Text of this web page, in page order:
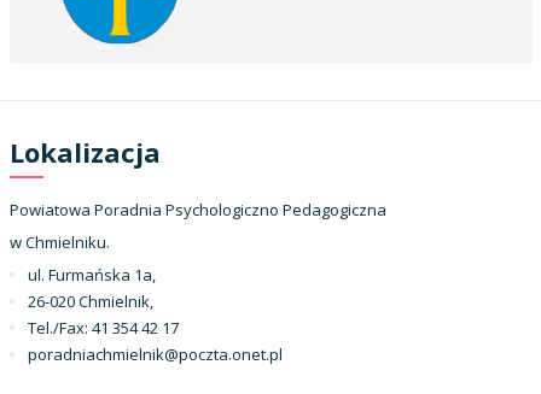
Lokalizacja
Powiatowa Poradnia Psychologiczno Pedagogiczna
w Chmielniku.
ul. Furmańska 1a,
26-020 Chmielnik,
Tel./Fax: 41 354 42 17
poradniachmielnik@poczta.onet.pl